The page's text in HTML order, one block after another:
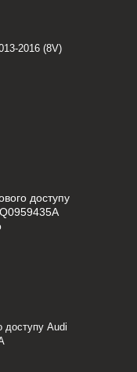
2016 (8V)
доступу Audi